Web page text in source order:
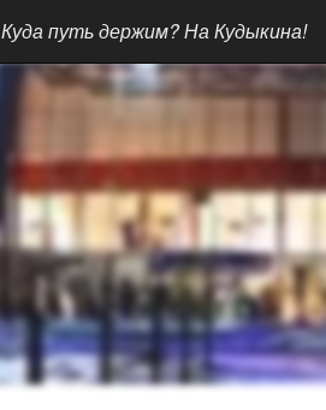
Куда путь держим? На Кудыкина!